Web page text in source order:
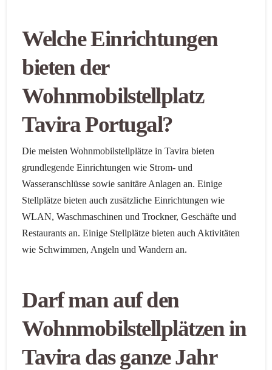
Welche Einrichtungen
bieten der
Wohnmobilstellplatz
Tavira Portugal?
Die meisten Wohnmobilstellplätze in Tavira bieten
grundlegende Einrichtungen wie Strom- und
Wasseranschlüsse sowie sanitäre Anlagen an. Einige
Stellplätze bieten auch zusätzliche Einrichtungen wie
WLAN, Waschmaschinen und Trockner, Geschäfte und
Restaurants an. Einige Stellplätze bieten auch Aktivitäten
wie Schwimmen, Angeln und Wandern an.
Darf man auf den
Wohnmobilstellplätzen in
Tavira das ganze Jahr